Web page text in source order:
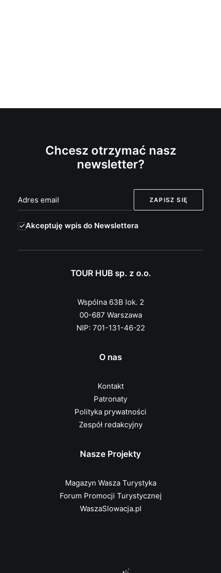
Chcesz otrzymać nasz
newsletter?
Akceptuję wpis do Newslettera
TOUR HUB sp. z o.o.
Wspólna 63B lok. 2
00-687 Warszawa
NIP: 701-131-46-22
O nas
Kontakt
Patronaty
Polityka prywatności
Zespół redakcyjny
Nasze Projekty
Magazyn Wasza Turystyka
Forum Promocji Turystycznej
WaszaSlowacja.pl